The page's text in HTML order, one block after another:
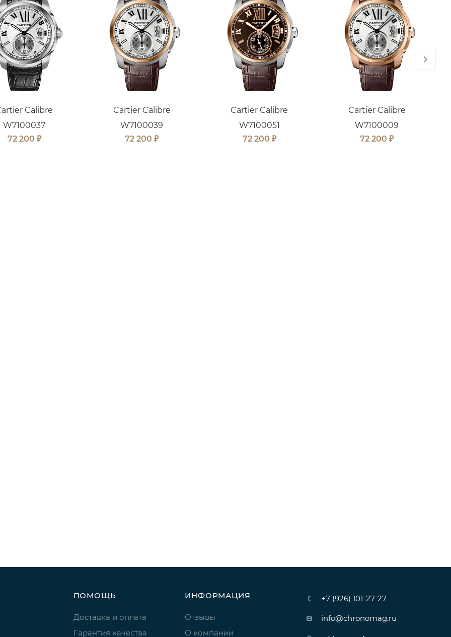
Calibre
W7100037
72 200 ₽
Cartier Calibre
W7100039
72 200 ₽
Cartier Calibre
W7100051
72 200 ₽
Cartier Calibre
W7100009
72 200 ₽
ПОМОЩЬ
Доставка и оплата
Гарантия качества
ИНФОРМАЦИЯ
Отзывы
О компании
+7 (926) 101-27-27
info@chronomag.ru